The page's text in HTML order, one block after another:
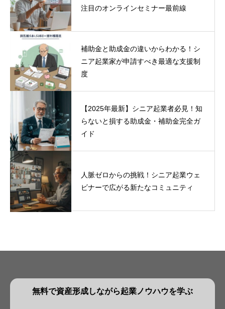
注目のオンラインセミナー最前線
補助金と助成金の違いからわかる！シ
ニア起業家が申請すべき最適な支援制
度
【2025年最新】シニア起業者必見！知
らないと損する助成金・補助金完全ガ
イド
人脈ゼロからの挑戦！シニア起業ウェ
ビナーで広がる新たなコミュニティ
無料で資産形成しながら起業ノウハウを学ぶ